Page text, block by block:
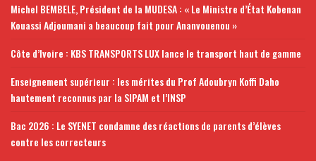
Michel BEMBELE, Président de la MUDESA : « Le Ministre d’État Kobenan
Kouassi Adjoumani a beaucoup fait pour Ananvouenou »
Côte d’Ivoire : KBS TRANSPORTS LUX lance le transport haut de gamme
Enseignement supérieur : les mérites du Prof Adoubryn Koffi Daho
hautement reconnus par la SIPAM et l’INSP
Bac 2026 : Le SYENET condamne des réactions de parents d’élèves
contre les correcteurs